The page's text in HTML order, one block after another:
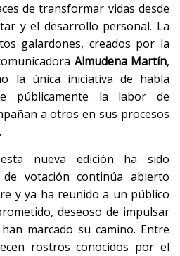
de transformar vidas desde
y el desarrollo personal. La
galardones, creados por la
Almudena Martín,
la única iniciativa de habla
públicamente la labor de
a otros en sus procesos
nueva edición ha sido
votación continúa abierto
y ya ha reunido a un público
deseoso de impulsar
marcado su camino. Entre
rostros conocidos por el